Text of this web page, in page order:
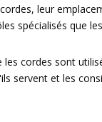
leur
spécialisés que
cordes sont
servent et les